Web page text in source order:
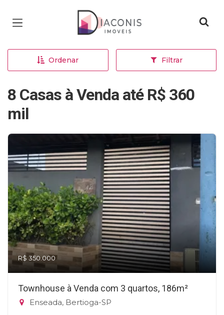
Página inicial
Ordenar Filtrar
8 Casas à Venda até R$ 360
mil
R$ 350.000
Townhouse à Venda com 3 quartos, 186m²
Enseada, Bertioga-SP